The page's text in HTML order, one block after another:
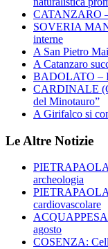
CATANZARO
SOVERIA
interne
A San Pietro
A Catanzaro
BADOLATO – Il
CARDINALE
del Minotauro”
A Girifalco si
Le Altre Notizie
PIETRAPAOLA
archeologia
cardiovascolare
ACQUAPPESA
agosto
COSENZA: